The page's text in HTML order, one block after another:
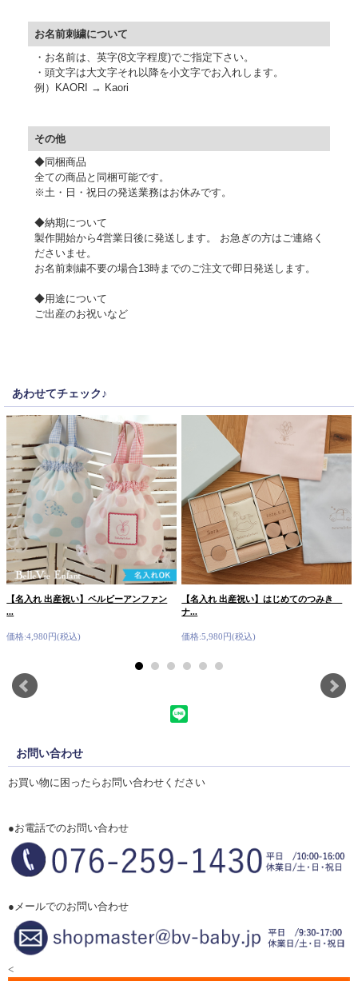
お名前刺繍について
・お名前は、英字(8文字程度)でご指定下さい。
・頭文字は大文字それ以降を小文字でお入れします。
例）KAORI → Kaori
その他
◆同梱商品
全ての商品と同梱可能です。
※土・日・祝日の発送業務はお休みです。
◆納期について
製作開始から4営業日後に発送します。 お急ぎの方はご連絡く
ださいませ。
お名前刺繍不要の場合13時までのご注文で即日発送します。
◆用途について
ご出産のお祝いなど
あわせてチェック♪
【名入れ 出産祝い】ベルビーアンファン
...
価格:4,980円(税込)
【名入れ 出産祝い】はじめてのつみき
ナ...
価格:5,980円(税込)
お問い合わせ
お買い物に困ったらお問い合わせください
●お電話でのお問い合わせ
●メールでのお問い合わせ
<